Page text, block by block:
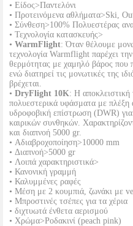
• Είδος>Παντελόνι
• Προτεινόμενα αθλήματα>Ski,
• Σύνθεση>100% Πολυεστέρας
• Τεχνολογία κατασκευής>
• WarmFlight: Όταν θέλουμε
τεχνολογία Warmflight παρέχει
θερμότητας με χαμηλό βάρος που
ενώ διατηρεί τις μονωτικές της
βρέχεται.
• DryFlight 10K: Η αποκλειστική
πολυεστερικά υφάσματα με πλέξη
υδροφοβική επίστρωση (DWR)
καιρικών συνθηκών.
και διαπνοή 5000 gr.
• Αδιαβροχοποίηση>10000 mm
• Διαπνοή>5000 gr
• Λοιπά χαρακτηριστικά>
• Κανονική γραμμή
• Καλυμμένες ραφές
• Μέση με 2 κουμπιά, ζωνάκι με
• Μπροστινές τσέπες για τα χέρια
• διχτυωτά ένθετα αερισμού
• Χρώμα>Ροδακινί (peach pink)